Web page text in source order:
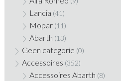
Lancia (41)
Mopar (11)
Abarth (13)
Geen categorie (0)
Accessoires (352)
Accessoires Abarth (8)